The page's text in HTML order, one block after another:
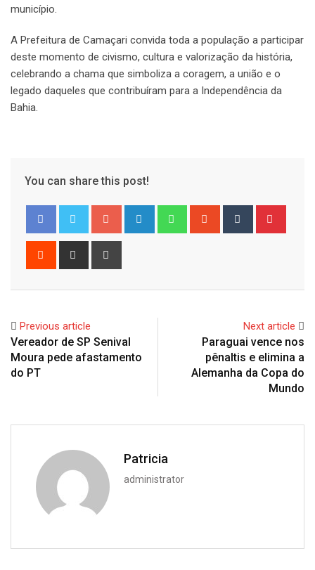
município.
A Prefeitura de Camaçari convida toda a população a participar
deste momento de civismo, cultura e valorização da história,
celebrando a chama que simboliza a coragem, a união e o
legado daqueles que contribuíram para a Independência da
Bahia.
You can share this post!
Google+ LinkedIn WhatsappStumbleUpon
Tumblr
Reddit
Share
Previous article
Vereador de SP Senival
Moura pede afastamento
do PT
Next article
Paraguai vence nos
pênaltis e elimina a
Alemanha da Copa do
Mundo
Patricia
administrator